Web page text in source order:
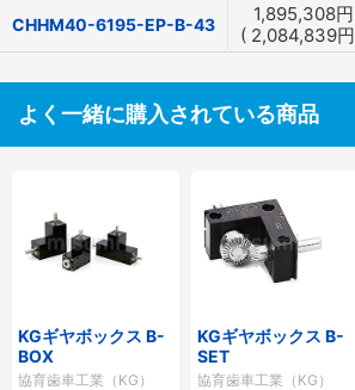
CHHM40-6195-EP-B-43 1,895,308円
( 2,084,839円
よく一緒に購入されている商品
KGギヤボックス B-
BOX
協育歯車工業（KG）
KGギヤボックス B-
SET
協育歯車工業（KG）